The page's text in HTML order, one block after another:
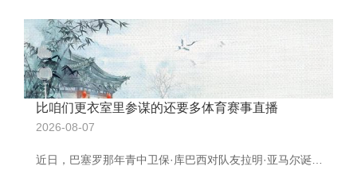
比咱们更衣室里参谋的还要多体育赛事直播
2026-08-07
近日，巴塞罗那年青中卫保·库巴西对队友拉明·亚马尔诞辰派对激勉的争议抒发了观念体育赛事直播，他认为外界反馈过度。 18岁的亚马尔因其成东说念主礼派对涉嫌雇佣侏儒艺东说念主进行文娱扮演而濒临法律指控。西班牙法律明确终止此类可能组成厌烦的行径。不外，巴塞罗那俱乐部主席拉波尔塔对此抒发了不本心见，他示意我方莫得看到问题，并开打趣说惟一的缺憾是我方没能参预派对。 包括库巴西在内的多名巴萨队友出席了亚马尔的诞辰派对。库巴西与亚马尔同龄，同为拉玛西亚青训建树。在经受媒体采访时，库巴西淡化了事件的关切度：“